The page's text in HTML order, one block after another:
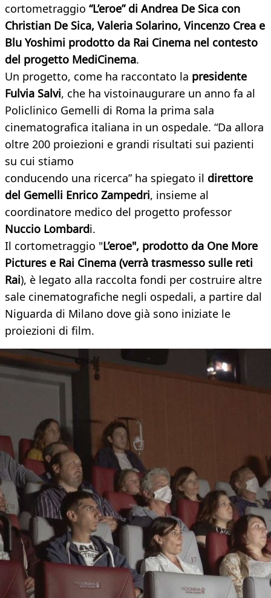
cortometraggio “L’eroe” di Andrea De Sica con
Christian De Sica, Valeria Solarino, Vincenzo Crea e
Blu Yoshimi prodotto da Rai Cinema nel contesto
del progetto MediCinema.
Un progetto, come ha raccontato la presidente
Fulvia Salvi, che ha vistoinaugurare un anno fa al
Policlinico Gemelli di Roma la prima sala
cinematografica italiana in un ospedale. “Da allora
oltre 200 proiezioni e grandi risultati sui pazienti
su cui stiamo
conducendo una ricerca” ha spiegato il direttore
del Gemelli Enrico Zampedri, insieme al
coordinatore medico del progetto professor
Nuccio Lombardi.
Il cortometraggio "L’eroe", prodotto da One More
Pictures e Rai Cinema (verrà trasmesso sulle reti
Rai), è legato alla raccolta fondi per costruire altre
sale cinematografiche negli ospedali, a partire dal
Niguarda di Milano dove già sono iniziate le
proiezioni di film.